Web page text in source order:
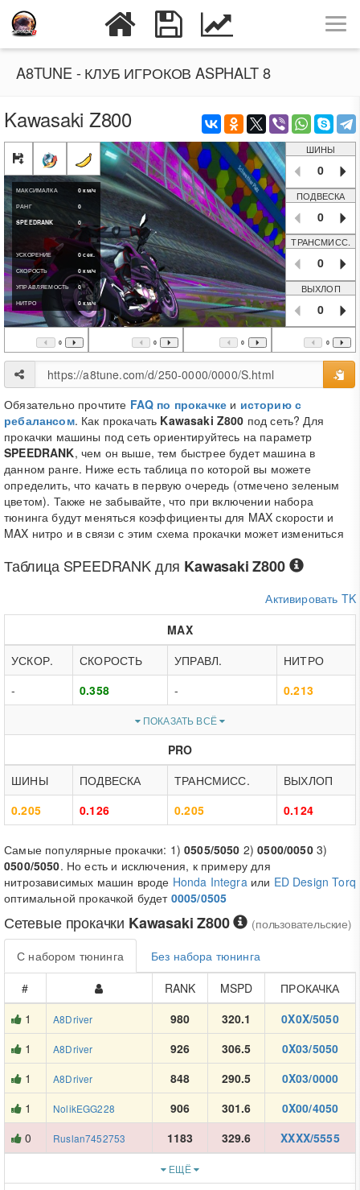
A8TUNE - КЛУБ ИГРОКОВ ASPHALT 8
Kawasaki Z800
МАКСИМАЛКА 0 км/ч
РАНГ
0
SPEEDRANK
0
УСКОРЕНИЕ 0 сек.
СКОРОСТЬ
0 км/ч
УПРАВЛЯЕМОСТЬ
0
НИТРО
0км/ч
ШИНЫ
0
ПОДВЕСКА
0
ТРАНСМИСС.
0
ВЫХЛОП
0
0 0 0 0
Обязательно прочтите FAQ по прокачке и историю с
ребалансом. Как прокачать Kawasaki Z800 под сеть? Для
прокачки машины под сеть ориентируйтесь на параметр
SPEEDRANK, чем он выше, тем быстрее будет машина в
данном ранге. Ниже есть таблица по которой вы можете
определить, что качать в первую очередь (отмечено зеленым
цветом). Также не забывайте, что при включении набора
тюнинга будут меняться коэффициенты для MAX скорости и
MAX нитро и в связи с этим схема прокачки может измениться
Таблица SPEEDRANKдля Kawasaki Z800
Активировать TK
MAX
УСКОР.
СКОРОСТЬ УПРАВЛ.
НИТРО
-
0.358 - 0.213
ПОКАЗАТЬ ВСЁ
PRO
ШИНЫ
ПОДВЕСКА ТРАНСМИСС.
ВЫХЛОП
0.205
0.126 0.205 0.124
Самые популярные прокачки: 1)0505/5050 2)0500/00503)
0500/5050. Но есть и исключения, к примеру для
нитрозависимых машин вроде Honda Integraили ED Design Torq
оптимальной прокачкой будет 0005/0505
Сетевые прокачки Kawasaki Z800 (пользовательские)
С набором тюнинга
Без набора тюнинга
#
RANK MSPD
ПРОКАЧКА
1
A8Driver 980 320.1
0X0X/5050
1
A8Driver 926 306.5
0X03/5050
1
A8Driver 848 290.5
0X03/0000
1
NolikEGG228 906 301.6
0X00/4050
0
Ruslan7452753 1183 329.6 XXXX/5555
ЕЩЁ